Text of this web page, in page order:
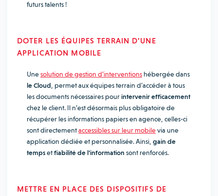
futurs talents !
DOTER LES ÉQUIPES TERRAIN D’UNE
APPLICATION MOBILE
Unesolution de gestion d’interventions hébergée dans
le Cloud , permet aux équipes terrain d’accéder à tous
les documents nécessaires pourintervenir efficacement
chez le client. Il n’est désormais plus obligatoire de
récupérer les informations papiers en agence, celles-ci
sont directementaccessibles sur leur mobilevia une
application dédiée et personnalisée. Ainsi, gain de
tempsetfiabilité de l’information sont renforcés.
METTRE EN PLACE DES DISPOSITIFS DE